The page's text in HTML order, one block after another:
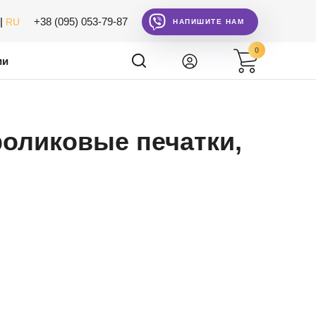
RU +38 (095) 053-79-87 НАПИШИТЕ НАМ
0
печатки,